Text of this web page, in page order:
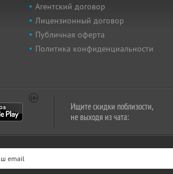
Агентский договор
Лицензионный договор
Публичная оферта
Политика конфиденциальности
Ищите скидки поблизости,
не выходя из чата: